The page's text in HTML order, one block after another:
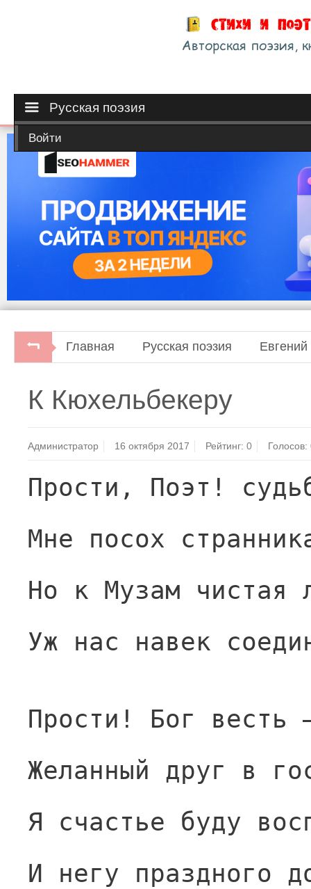
Русская поэзия
Войти
Главная Русская поэзия
К Кюхельбекеру
Администратор 16 октября 2017 Рейтинг:0 Голосов:
Прости, Поэт!
Мне посох
Но к Музам чистая
Уж нас навек
Прости! Бог весть
Желанный друг в
Я счастье буду
И негу праздного